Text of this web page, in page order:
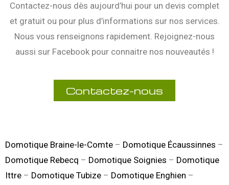
Contactez-nous dès aujourd’hui pour un devis complet
et gratuit ou pour plus d’informations sur nos services.
Nous vous renseignons rapidement. Rejoignez-nous
aussi sur Facebookpour connaitre nos nouveautés !
Contactez-nous
Domotique Braine-le-Comte – Domotique Écaussinnes –
Domotique Rebecq – Domotique Soignies – Domotique
Ittre – Domotique Tubize – Domotique Enghien –